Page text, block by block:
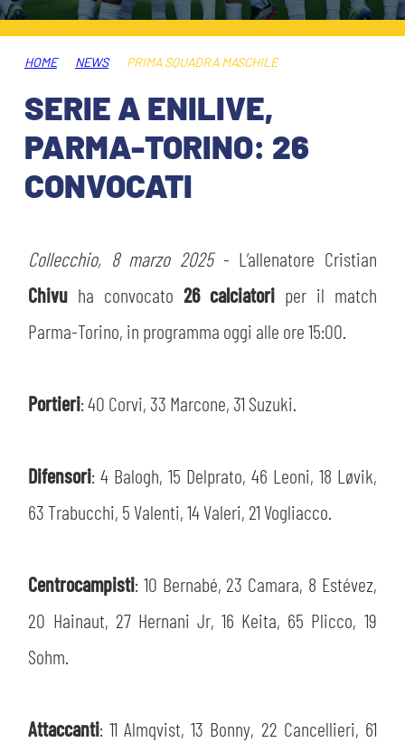
HOSPITALITY
MUSEUM CLUB EXPERIENCE
BIGLIETTI
ABBONAMENTI
INFO BIGLIETTI
TARDINI CARD
TRASFERTE
TICKET GIFT CARD
SHOP
ESPORTS
ORGANIGRAMMA
MUSEO
LAVORA CON NOI
INFORMATIVA FINANZIARIA
FLASH NEWS
STADIO TARDINI
MEDIA
CSR
LEGENDS
PARTNER
HOME NEWS PRIMA SQUADRA MASCHILE
SERIE A ENILIVE,
PARMA-TORINO: 26
CONVOCATI
Collecchio, 8 marzo 2025 - L’allenatore Cristian
Chivu ha convocato26 calciatoriper il match
Parma-Torino, in programma oggi alle ore 15:00.
Portieri: 40 Corvi, 33 Marcone, 31 Suzuki.
Difensori: 4 Balogh, 15 Delprato, 46 Leoni, 18 Løvik,
63 Trabucchi, 5 Valenti, 14 Valeri, 21 Vogliacco.
Centrocampisti: 10 Bernabé, 23 Camara, 8 Estévez,
20 Hainaut, 27 Hernani Jr, 16 Keita, 65 Plicco, 19
Sohm.
Attaccanti: 11 Almqvist, 13 Bonny, 22 Cancellieri, 61